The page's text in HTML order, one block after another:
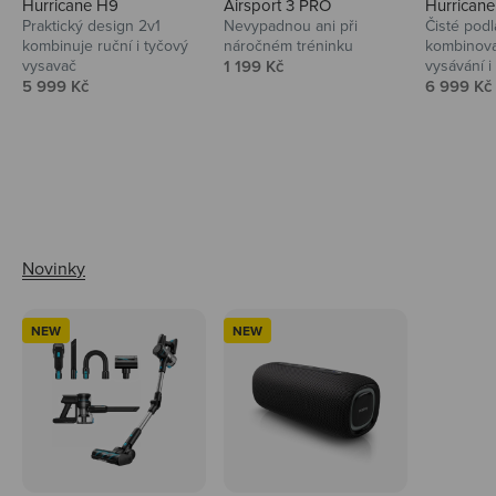
Hurricane H9
Praktický design 2v1
kombinuje ruční i tyčový
vysavač
Prodejní cena
5 999 Kč
Airsport 3 PRO
Nevypadnou ani při
náročném tréninku
Prodejní cena
1 199 Kč
Čisté
vysávání
Prodejní
6 999 Kč
NEW NEW